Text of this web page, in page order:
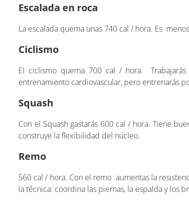
Escalada en roca
La escalada quema unas 740 cal / hora. Es
Ciclismo
El ciclismo quema 700 cal / hora.
entrenamiento cardiovascular, pero entrenarás
Squash
Con el Squash gastarás 600 cal / hora. Tiene
construye la flexibilidad del núcleo.
Remo
560 cal / hora. Con el remo aumentas la
la técnica: coordina las piernas, la espalda y los